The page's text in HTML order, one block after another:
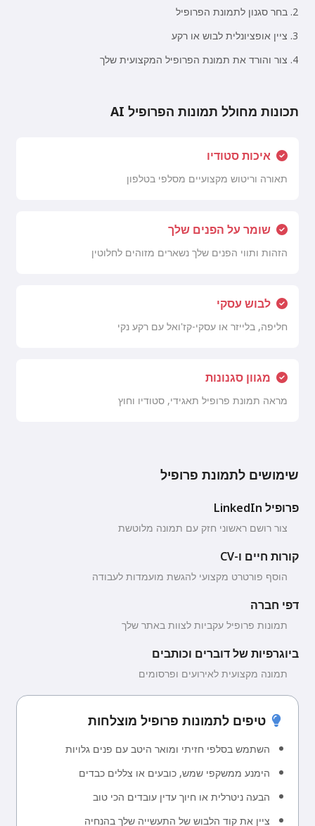
בחר סגנון לתמונת הפרופיל
ציין אופציונלית לבוש או רקע
צור והורד את תמונת הפרופיל המקצועית שלך
תכונות מחולל תמונות הפרופיל AI
איכות סטודיו
תאורה וריטוש מקצועיים מסלפי בטלפון
שומר על הפנים שלך
הזהות ותווי הפנים שלך נשארים מזוהים לחלוטין
לבוש עסקי
חליפה, בלייזר או עסקי-קז'ואל עם רקע נקי
מגוון סגנונות
מראה תמונת פרופיל תאגידי, סטודיו וחוץ
שימושים לתמונת פרופיל
פרופיל LinkedIn
צור רושם ראשוני חזק עם תמונה מלוטשת
קורות חיים ו-CV
הוסף פורטרט מקצועי להגשת מועמדות לעבודה
דפי חברה
תמונות פרופיל עקביות לצוות באתר שלך
ביוגרפיות של דוברים וכותבים
תמונה מקצועית לאירועים ופרסומים
טיפים לתמונות פרופיל מוצלחות
השתמש בסלפי חזיתי ומואר היטב עם פנים גלויות
הימנע ממשקפי שמש, כובעים או צללים כבדים
הבעה ניטרלית או חיוך עדין עובדים הכי טוב
ציין את קוד הלבוש של התעשייה שלך בהנחיה